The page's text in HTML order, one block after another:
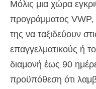
Μόλις μια χώρα
προγράμματος VWP,
της να ταξιδεύουν
επαγγελματικούς ή
διαμονή έως 90
προϋπόθεση ότι